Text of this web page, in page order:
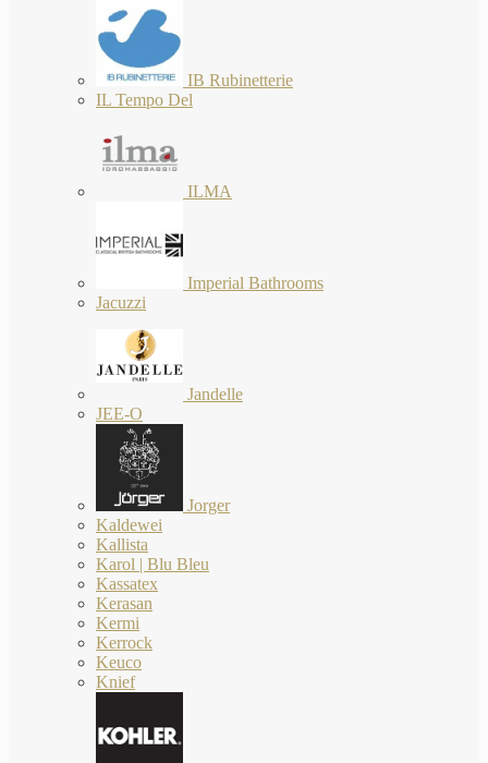
IB Rubinetterie
IL Tempo Del
ILMA
Imperial Bathrooms
Jacuzzi
Jandelle
JEE-O
Jorger
Kaldewei
Kallista
Karol | Blu Bleu
Kassatex
Kerasan
Kermi
Kerrock
Keuco
Knief